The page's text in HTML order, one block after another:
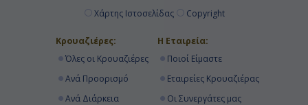
Χάρτης Ιστοσελίδας Copyright
Κρουαζιέρες:
Όλες οι Κρουαζιέρες
Ανά Προορισμό
Ανά Διάρκεια
Η Εταιρεία:
Ποιοί Είμαστε
Εταιρείες Κρουαζιέρας
Οι Συνεργάτες μας